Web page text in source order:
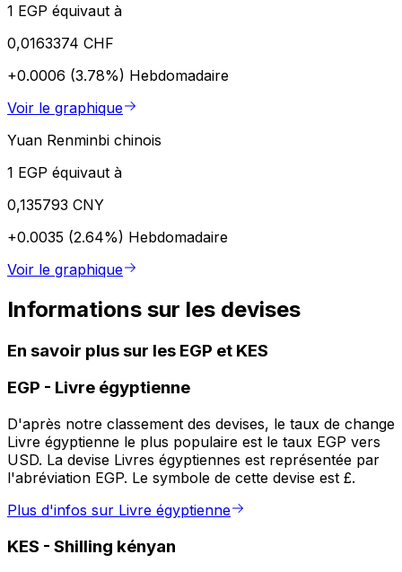
1 EGP équivaut à
0,0163374 CHF
+0.0006 (3.78%) Hebdomadaire
Voir le graphique
Yuan Renminbi chinois
1 EGP équivaut à
0,135793 CNY
+0.0035 (2.64%) Hebdomadaire
Voir le graphique
Informations sur les devises
En savoir plus sur les EGP et KES
EGP - Livre égyptienne
D'après notre classement des devises, le taux de change
Livre égyptienne le plus populaire est le taux EGP vers
USD. La devise Livres égyptiennes est représentée par
l'abréviation EGP. Le symbole de cette devise est £.
Plus d'infos sur Livre égyptienne
KES - Shilling kényan